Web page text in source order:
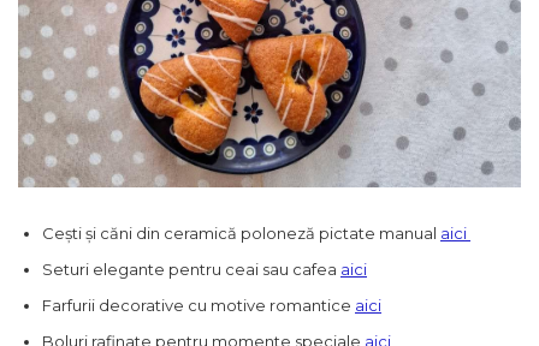
Cești și căni din ceramică poloneză pictate manual aici
Seturi elegante pentru ceai sau cafea aici
Farfurii decorative cu motive romantice aici
Boluri rafinate pentru momente speciale aici